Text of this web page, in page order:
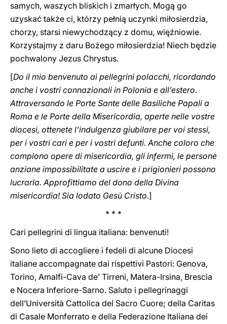
samych, waszych bliskich i zmarłych. Mogą go
uzyskać także ci, którzy pełnią uczynki miłosierdzia,
chorzy, starsi niewychodzący z domu, więźniowie.
Korzystajmy z daru Bożego miłosierdzia! Niech będzie
pochwalony Jezus Chrystus.
[Do il mio benvenuto ai pellegrini polacchi, ricordando
anche i vostri connazionali in Polonia e all’estero.
Attraversando le Porte Sante delle Basiliche Papali a
Roma e le Porte della Misericordia, aperte nelle vostre
diocesi, ottenete l’indulgenza giubilare per voi stessi,
per i vostri cari e per i vostri defunti. Anche coloro che
compiono opere di misericordia, gli infermi, le persone
anziane impossibilitate a uscire e i prigionieri possono
lucrarla. Approfittiamo del dono della Divina
misericordia! Sia lodato Gesù Cristo.]
* * *
Cari pellegrini di lingua italiana: benvenuti!
Sono lieto di accogliere i fedeli di alcune Diocesi
italiane accompagnate dai rispettivi Pastori: Genova,
Torino, Amalfi-Cava de’ Tirreni, Matera-Irsina, Brescia
e Nocera Inferiore-Sarno. Saluto i pellegrinaggi
dell’Università Cattolica del Sacro Cuore; della Caritas
di Casale Monferrato e della Federazione Italiana dei